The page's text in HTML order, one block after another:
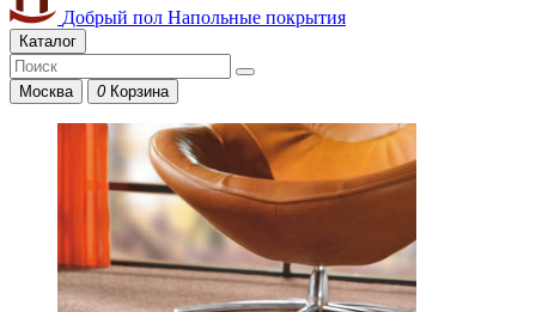
Добрый пол Напольные покрытия
Каталог
Москва 0 Корзина